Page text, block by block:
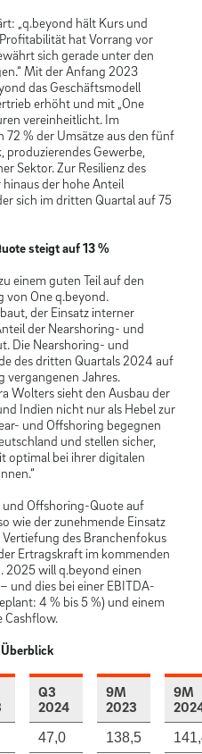
„q.beyond hält Kurs und
hat Vorrang vor
sich gerade unter den
Mit der Anfang 2023
das Geschäftsmodell
erhöht und mit „One
vereinheitlicht. Im
% der Umsätze aus den fünf
produzierendes Gewerbe,
Sektor. Zur Resilienz des
der hohe Anteil
sich im dritten Quartal auf 75
steigt auf 13 %
einem guten Teil auf den
von One q.beyond.
der Einsatz interner
der Nearshoring- und
Die Nearshoring- und
des dritten Quartals 2024 auf
vergangenen Jahres.
Wolters sieht den Ausbau der
Indien nicht nur als Hebel zur
und Offshoring begegnen
und stellen sicher,
optimal bei ihrer digitalen
Offshoring-Quote auf
wie der zunehmende Einsatz
des Branchenfokus
Ertragskraft im kommenden
2025 will q.beyond einen
und dies bei einer EBITDA-
4 % bis 5 %) und einem
Cashflow.
Q3
2024
9M
2023
9M
47,0 138,5